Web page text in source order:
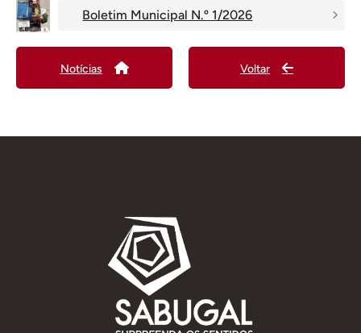
Boletim Municipal N.º 1/2026
Notícias Voltar